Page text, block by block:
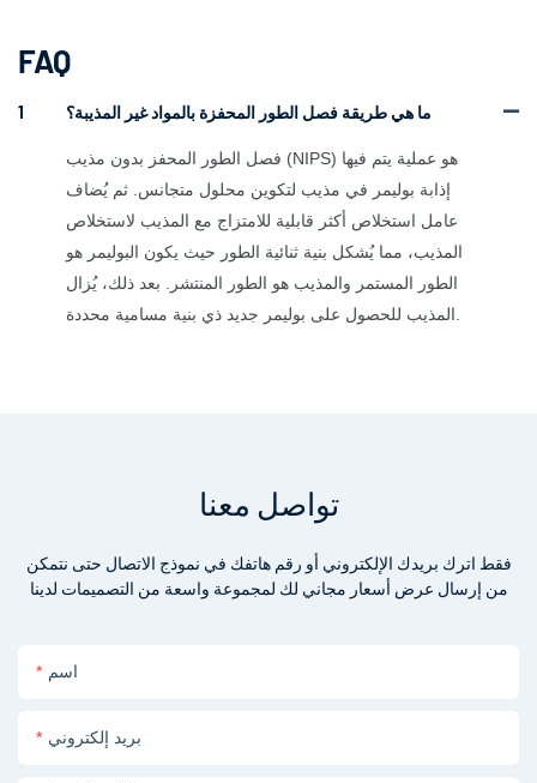
FAQ
1 ما هي طريقة فصل الطور المحفزة بالمواد غير المذيبة؟
فصل الطور المحفز بدون مذيب (NIPS) هو عملية يتم فيها
إذابة بوليمر في مذيب لتكوين محلول متجانس. ثم يُضاف
عامل استخلاص أكثر قابلية للامتزاج مع المذيب لاستخلاص
المذيب، مما يُشكل بنية ثنائية الطور حيث يكون البوليمر هو
الطور المستمر والمذيب هو الطور المنتشر. بعد ذلك، يُزال
تواصل معنا
فقط اترك بريدك الإلكتروني أو رقم هاتفك في نموذج الاتصال حتى نتمكن
من إرسال عرض أسعار مجاني لك لمجموعة واسعة من التصميمات لدينا
اسم
بريد إلكتروني